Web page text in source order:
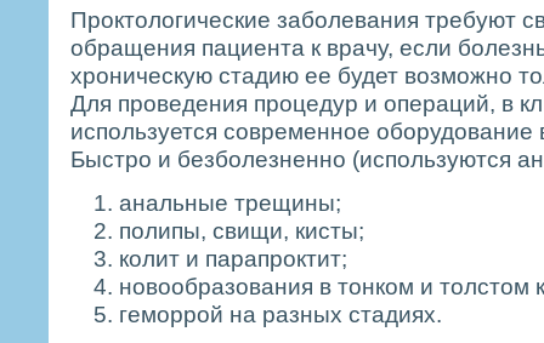
Проктологические заболевания требуют
обращения пациента к врачу, если
хроническую стадию ее будет возможно
Для проведения процедур и операций, в
используется современное оборудование
Быстро и безболезненно (используются
анальные трещины;
полипы, свищи, кисты;
колит и парапроктит;
новообразования в тонком и толстом
геморрой на разных стадиях.